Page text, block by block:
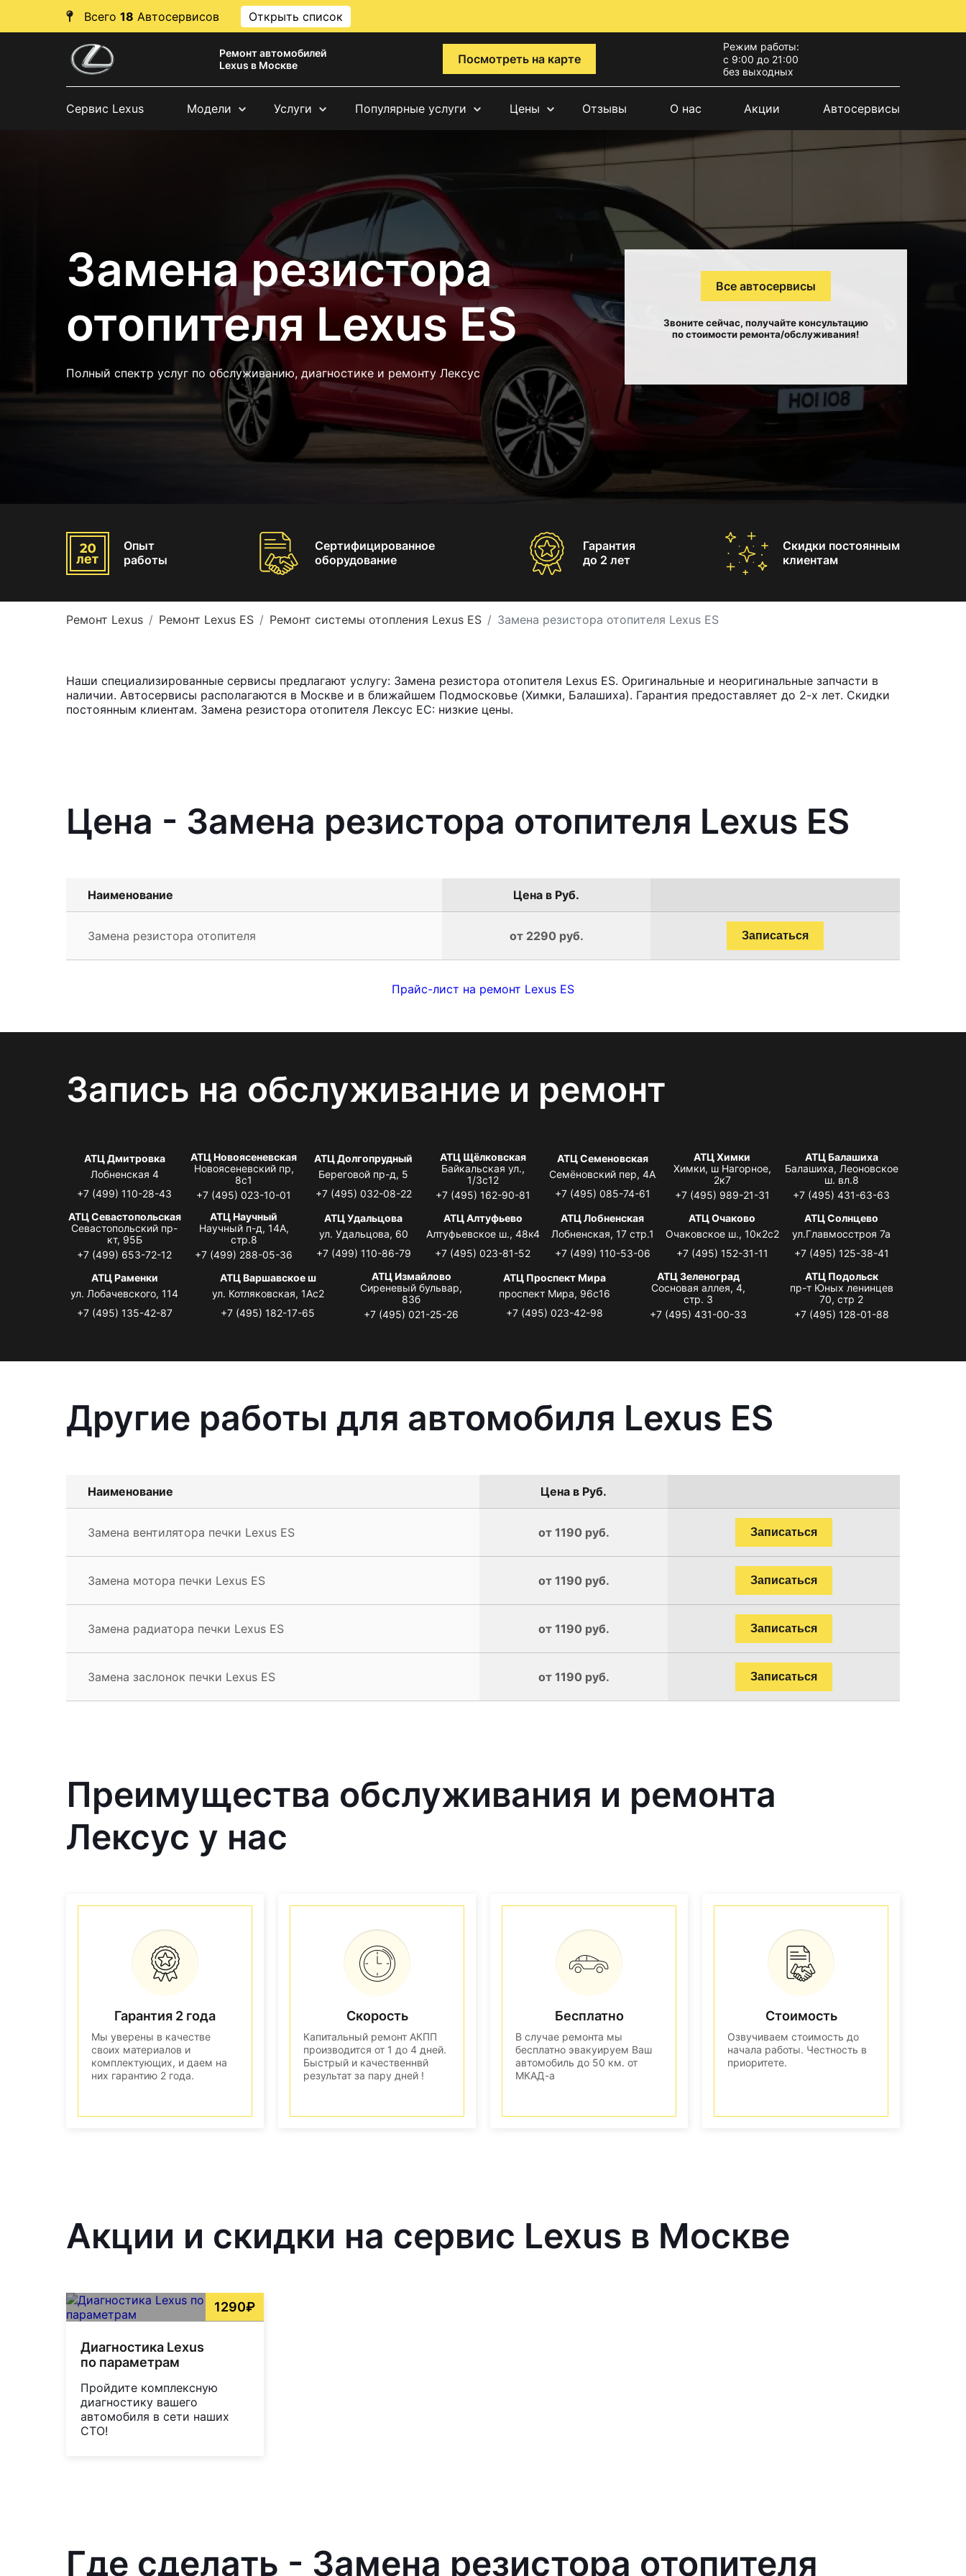
Всего 18 Автосервисов Открыть список
Ремонт автомобилей
Lexus в Москве
Посмотреть на карте
Режим работы:
с 9:00 до 21:00
без выходных
Сервис Lexus Модели Услуги Популярные услуги Цены Отзывы О нас Акции Автосервисы
Замена резистора
отопителя Lexus ES
Полный спектр услуг по обслуживанию, диагностике и ремонту Лексус
Все автосервисы
Звоните сейчас, получайте консультацию
по стоимости ремонта/обслуживания!
Опыт
работы
Сертифицированное
оборудование
Гарантия
до 2 лет
Скидки постоянным
клиентам
Ремонт Lexus Ремонт Lexus ES Ремонт системы отопления Lexus ES Замена резистора отопителя Lexus ES
Наши специализированные сервисы предлагают услугу: Замена резистора отопителя Lexus ES. Оригинальные и неоригинальные запчасти в
наличии. Автосервисы располагаются в Москве и в ближайшем Подмосковье (Химки, Балашиха). Гарантия предоставляет до 2-х лет. Скидки
постоянным клиентам. Замена резистора отопителя Лексус ЕС: низкие цены.
Цена - Замена резистора отопителя Lexus ES
Наименование Цена в Руб.
Замена резистора отопителя от 2290 руб. Записаться
Прайс-лист на ремонт Lexus ES
Запись на обслуживание и ремонт
АТЦ Дмитровка
Лобненская 4
+7 (499) 110-28-43
АТЦ Новоясеневская
Новоясеневский пр,
8с1
+7 (495) 023-10-01
АТЦ Долгопрудный
Береговой пр-д, 5
+7 (495) 032-08-22
АТЦ Щёлковская
Байкальская ул.,
1/3с12
+7 (495) 162-90-81
АТЦ Семеновская
Семёновский пер, 4А
+7 (495) 085-74-61
АТЦ Химки
Химки, ш Нагорное,
2к7
+7 (495) 989-21-31
АТЦ Балашиха
Балашиха, Леоновское
ш. вл.8
+7 (495) 431-63-63
АТЦ Севастопольская
Севастопольский пр-
кт, 95Б
+7 (499) 653-72-12
АТЦ Научный
Научный п-д, 14А,
стр.8
+7 (499) 288-05-36
АТЦ Удальцова
ул. Удальцова, 60
+7 (499) 110-86-79
АТЦ Алтуфьево
Алтуфьевское ш., 48к4
+7 (495) 023-81-52
АТЦ Лобненская
Лобненская, 17 стр.1
+7 (499) 110-53-06
АТЦ Очаково
Очаковское ш., 10к2с2
+7 (495) 152-31-11
АТЦ Солнцево
ул.Главмосстроя 7а
+7 (495) 125-38-41
АТЦ Раменки
ул. Лобачевского, 114
+7 (495) 135-42-87
АТЦ Варшавское ш
ул. Котляковская, 1Ас2
+7 (495) 182-17-65
АТЦ Измайлово
Сиреневый бульвар,
83б
+7 (495) 021-25-26
АТЦ Проспект Мира
проспект Мира, 96с16
+7 (495) 023-42-98
АТЦ Зеленоград
Сосновая аллея, 4,
стр. 3
+7 (495) 431-00-33
АТЦ Подольск
пр-т Юных ленинцев
70, стр 2
+7 (495) 128-01-88
Другие работы для автомобиля Lexus ES
Наименование Цена в Руб.
Замена вентилятора печки Lexus ES от 1190 руб. Записаться
Замена мотора печки Lexus ES от 1190 руб. Записаться
Замена радиатора печки Lexus ES от 1190 руб. Записаться
Замена заслонок печки Lexus ES от 1190 руб. Записаться
Преимущества обслуживания и ремонта
Лексус у нас
Гарантия 2 года
Мы уверены в качестве
своих материалов и
комплектующих, и даем на
них гарантию 2 года.
Скорость
Капитальный ремонт АКПП
производится от 1 до 4 дней.
Быстрый и качественнвй
результат за пару дней !
Бесплатно
В случае ремонта мы
бесплатно эвакуируем Ваш
автомобиль до 50 км. от
МКАД-а
Стоимость
Озвучиваем стоимость до
начала работы. Честность в
приоритете.
Акции и скидки на сервис Lexus в Москве
1290₽
Диагностика Lexus
по параметрам
Пройдите комплексную
диагностику вашего
автомобиля в сети наших
СТО!
Где сделать - Замена резистора отопителя